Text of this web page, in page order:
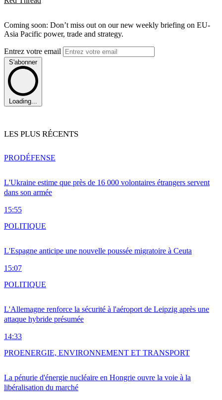
Coming soon: Don’t miss out on our new weekly briefing on EU-
Asia Pacific power, trade and strategy.
Entrez votre email
S'abonner
Loading...
LES PLUS RÉCENTS
L'Ukraine estime que près de 16 000 volontaires étrangers servent
dans son armée
15:55
PRODÉFENSE
L'Espagne anticipe une nouvelle poussée migratoire à Ceuta
15:07
POLITIQUE
L'Allemagne renforce la sécurité à l'aéroport de Leipzig après une
attaque hybride présumée
14:33
POLITIQUE
La pénurie d'énergie nucléaire en Hongrie ouvre la voie à la
libéralisation du marché
PROENERGIE, ENVIRONNEMENT ET TRANSPORT